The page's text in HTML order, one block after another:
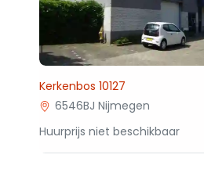
Kerkenbos 10127
6546BJ Nijmegen
Huurprijs niet beschikbaar